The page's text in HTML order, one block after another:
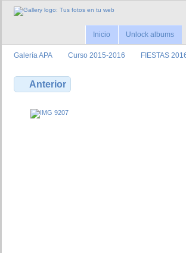
Inicio Unlock albums
Galerí­a APA Curso 2015-2016 FIESTAS
Anterior